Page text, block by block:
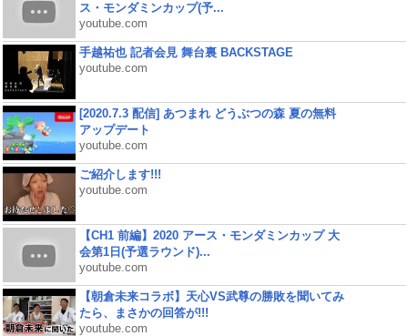
ス・モンダミンカップ(予...
youtube.com
手越祐也 記者会見 舞台裏 BACKSTAGE
youtube.com
[2020.7.3 配信] あつまれ どうぶつの森 夏の無料
アップデート
youtube.com
ご紹介します!!!
youtube.com
【CH1 前編】2020 アース・モンダミンカップ 大
会第1日(予選ラウンド)...
youtube.com
【朝倉未来コラボ】天心VS武尊の勝敗を聞いてみ
たら、まさかの回答が!!!
youtube.com